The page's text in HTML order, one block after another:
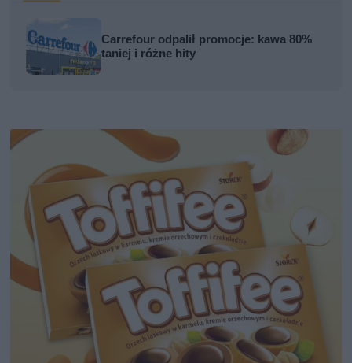
Carrefour odpalił promocje: kawa 80%
taniej i różne hity